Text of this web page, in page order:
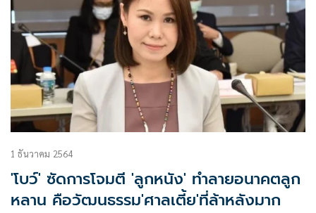
1 ธันวาคม 2564
'โบว์' ซัดการโจมตี 'ลูกหนัง' ทำลายอนาคตลูก
หลาน คือวัฒนธรรม'ศาลเตี้ย'ที่ล้าหลังมาก